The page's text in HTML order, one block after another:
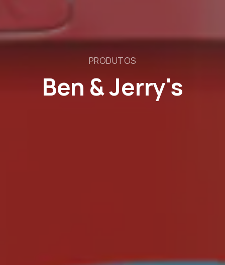
PRODUTOS
Ben & Jerry's